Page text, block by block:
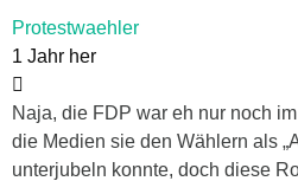
Protestwaehler
1 Jahr her
Naja, die FDP war eh nur noch
die Medien sie den Wählern als
unterjubeln konnte, doch diese